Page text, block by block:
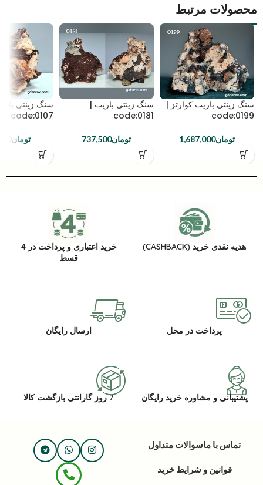
محصولات مرتبط
سنگ زینتی باریت کوارتز |
code:0199
تومان1,687,000
سنگ زینتی باریت |
code:0181
تومان737,500
سنگ زینتی
code:0107
تومان
هدیه نقدی خرید (CASHBACK)
خرید اعتباری و پرداخت در 4
قسط
پرداخت در محل ارسال رایگان
پشتیبانی و مشاوره خرید رایگان 7 روز گارانتی بازگشت کالا
تماس با ماسوالات متداول
قوانین و شرایط خرید